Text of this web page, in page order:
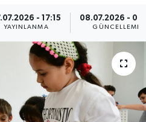
- 17:15
YAYINLANMA
08.07.2026 -
GÜNCELLEME